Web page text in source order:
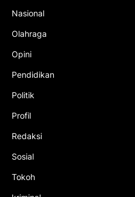
Nasional
Olahraga
Opini
Pendidikan
Politik
Profil
Redaksi
Sosial
Tokoh